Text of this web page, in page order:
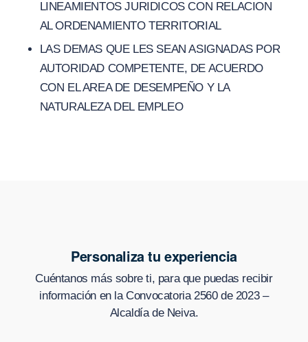
LINEAMIENTOS JURIDICOS CON RELACION
AL ORDENAMIENTO TERRITORIAL
LAS DEMAS QUE LES SEAN ASIGNADAS POR
AUTORIDAD COMPETENTE, DE ACUERDO
CON EL AREA DE DESEMPEÑO Y LA
NATURALEZA DEL EMPLEO
Personaliza tu experiencia
Cuéntanos más sobre ti, para que puedas recibir
información en la Convocatoria 2560 de 2023 –
Alcaldía de Neiva.